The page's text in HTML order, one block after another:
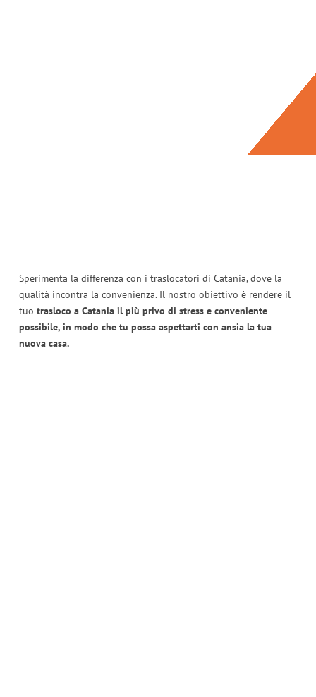
Sperimenta la differenza con i traslocatori di Catania, dove la
qualità incontra la convenienza. Il nostro obiettivo è rendere il
tuo trasloco a Catania il più privo di stress e conveniente
possibile, in modo che tu possa aspettarti con ansia la tua
nuova casa.